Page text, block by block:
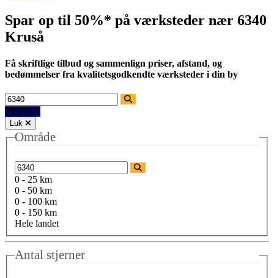
Spar op til 50%* på værksteder nær 6340
Kruså
Få skriftlige tilbud og sammenlign priser, afstand, og
bedømmelser fra kvalitetsgodkendte værksteder i din by
Filtre
Luk
Område
0 - 25 km
0 - 50 km
0 - 100 km
0 - 150 km
Hele landet
Antal stjerner